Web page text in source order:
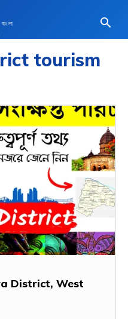
বাংলা
tourism
District, West